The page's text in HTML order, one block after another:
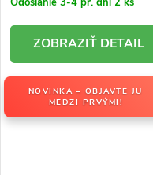
DETAIL
NOVINKA – OBJAVTE JU
MEDZI PRVÝMI!